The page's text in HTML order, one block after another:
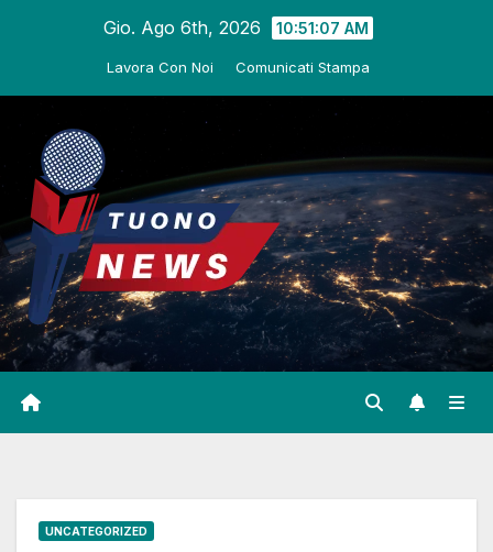
Gio. Ago 6th, 2026 10:51:08 AM
Lavora Con Noi Comunicati Stampa
UNCATEGORIZED